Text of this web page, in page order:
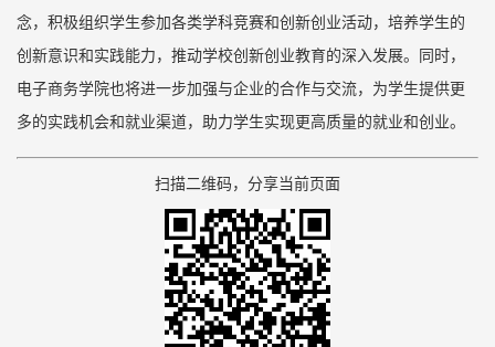
念，积极组织学生参加各类学科竞赛和创新创业活动，培养学生的
创新意识和实践能力，推动学校创新创业教育的深入发展。同时，
电子商务学院也将进一步加强与企业的合作与交流，为学生提供更
多的实践机会和就业渠道，助力学生实现更高质量的就业和创业。
扫描二维码，分享当前页面